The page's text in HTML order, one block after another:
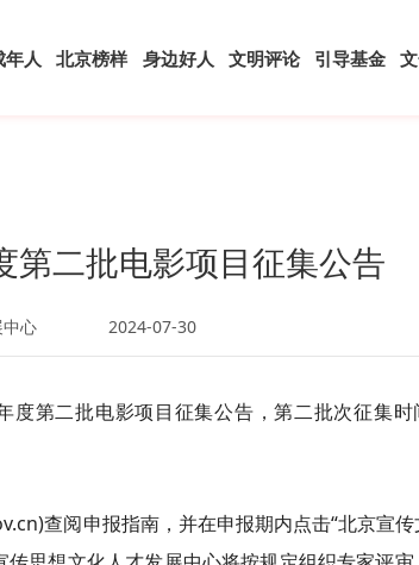
年人 北京榜样 身边好人 文明评论 引导基金
第二批电影项目征集公告
心 2024-07-30
第二批电影项目征集公告，第二批次征集时
查阅申报指南，并在申报期内点击“北京宣传